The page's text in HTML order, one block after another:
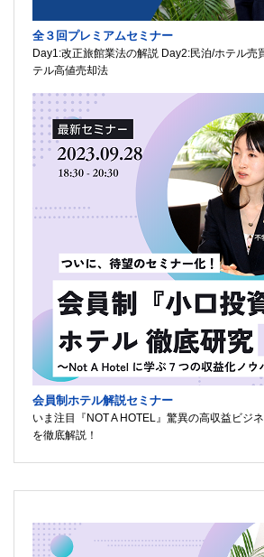
全３回プレミアムセミナー
Day1:改正旅館業法の解説 Day2:民泊/ホテル売
テル高値売却法
会員制ホテル解説セミナー
いま注目『NOT A HOTEL』驚異の高収益ビジ
を徹底解説！